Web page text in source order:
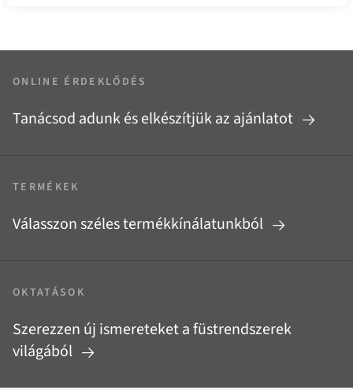
ONLINE ÉRDEKLŐDÉS
Tanácsod adunk és elkészítjük az ajánlatot
TERMÉKEK
Válasszon széles termékkínálatunkból
OKTATÁSOK
Szerezzen új ismereteket a füstrendszerek
világából